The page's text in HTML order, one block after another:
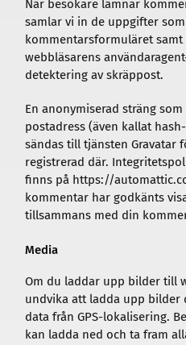
När besökare lämnar
samlar vi in de uppgifter som
kommentarsformuläret samt
webbläsarens
detektering av skräppost.
En anonymiserad sträng
postadress (även kallat
sändas till tjänsten Gravatar
registrerad där.
finns på https://
kommentar har godkänts
tillsammans med din
Media
Om du laddar upp bilder till
undvika att ladda upp bilder
data från GPS-lokalisering.
kan ladda ned och ta fram